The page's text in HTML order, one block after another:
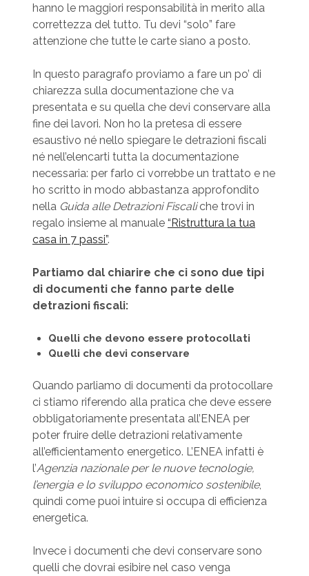
hanno le maggiori responsabilità in merito alla
correttezza del tutto. Tu devi “solo” fare
attenzione che tutte le carte siano a posto.
In questo paragrafo proviamo a fare un po’ di
chiarezza sulla documentazione che va
presentata e su quella che devi conservare alla
fine dei lavori. Non ho la pretesa di essere
esaustivo né nello spiegare le detrazioni fiscali
né nell’elencarti tutta la documentazione
necessaria: per farlo ci vorrebbe un trattato e ne
ho scritto in modo abbastanza approfondito
nella Guida alle Detrazioni Fiscaliche trovi in
regalo insieme al manuale “Ristruttura la tua
casa in 7 passi”.
Partiamo dal chiarire che ci sono due tipi
di documenti che fanno parte delle
detrazioni fiscali:
Quelli che devono essere protocollati
Quelli che devi conservare
Quando parliamo di documenti da protocollare
ci stiamo riferendo alla pratica che deve essere
obbligatoriamente presentata all’ENEA per
poter fruire delle detrazioni relativamente
all’efficientamento energetico. L’ENEA infatti è
l’Agenzia nazionale per le nuove tecnologie,
l’energia e lo sviluppo economico sostenibile,
quindi come puoi intuire si occupa di efficienza
energetica.
Invece i documenti che devi conservare sono
quelli che dovrai esibire nel caso venga